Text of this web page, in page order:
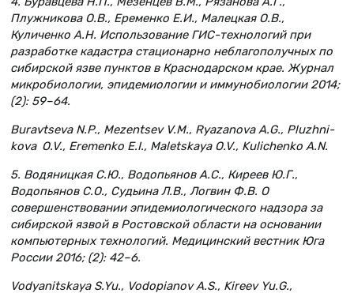
Плужникова О.В., Еременко Е.И., Малецкая О.В.,
Куличенко А.Н. Использование ГИС-технологий при
разработке кадастра стационарно неблагополучных по
сибирской язве пунктов в Краснодарском крае. Журнал
микробиологии, эпидемиологии и иммунобиологии 2014;
(2): 59–64.
Buravtseva N.P., Mezentsev V.M., Ryazanova A.G., Pluzhni­
kova O.V., Eremenko E.I., Maletskaya O.V., Kulichenko A.N.
5. Водяницкая С.Ю., Водопьянов А.С., Киреев Ю.Г.,
Водопьянов С.О., Судьина Л.В., Логвин Ф.В. О
совершенствовании эпидемиологического надзора за
сибирской язвой в Ростовской области на основании
компьютерных технологий. Медицинский вестник Юга
России 2016; (2): 42–6.
Vodyanitskaya S.Yu., Vodopianov A.S., Kireev Yu.G.,